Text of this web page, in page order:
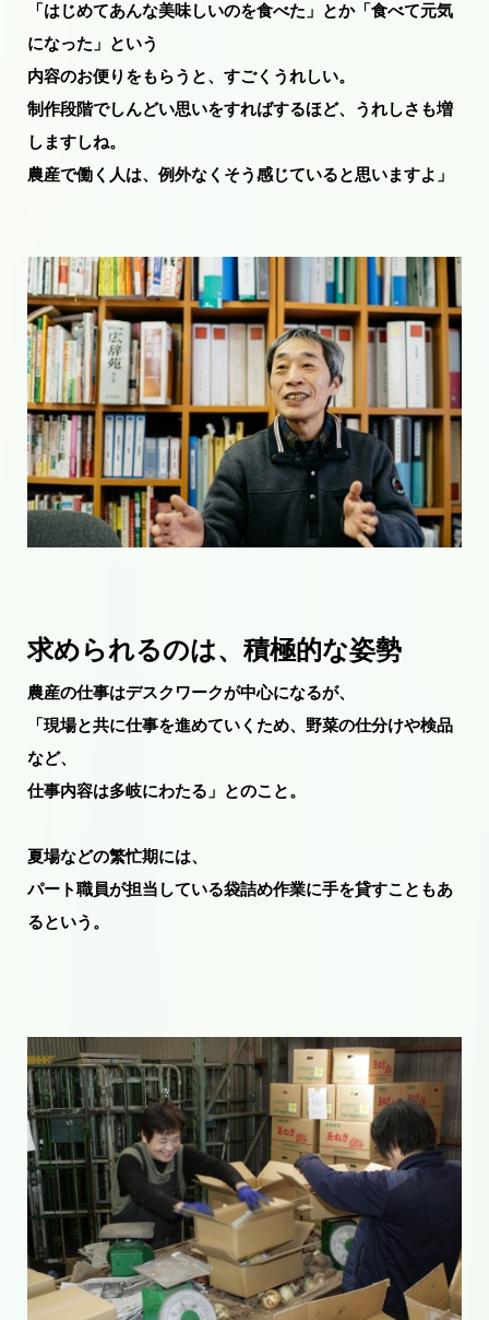
「はじめてあんな美味しいのを食べた」とか「食べて元気
になった」という
内容のお便りをもらうと、すごくうれしい。
制作段階でしんどい思いをすればするほど、うれしさも増
しますしね。
農産で働く人は、例外なくそう感じていると思いますよ」
求められるのは、積極的な姿勢
農産の仕事はデスクワークが中心になるが、
「現場と共に仕事を進めていくため、野菜の仕分けや検品
など、
仕事内容は多岐にわたる」とのこと。
夏場などの繁忙期には、
パート職員が担当している袋詰め作業に手を貸すこともあ
るという。